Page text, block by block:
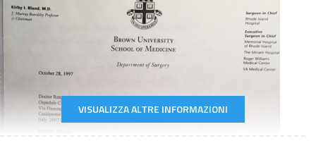
VISUALIZZA ALTRE INFORMAZIONI